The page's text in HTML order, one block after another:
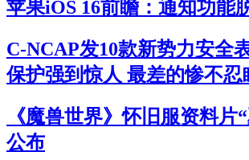
苹果iOS 16前瞻：通知功能
C-NCAP发10款新势力安全
保护强到惊人 最差的惨不忍
《魔兽世界》怀旧服资料片
公布